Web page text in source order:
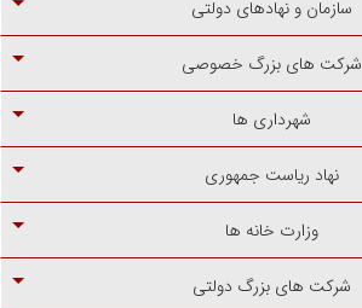
سازمان و نهادهای دولتی
شرکت های بزرگ خصوصی
شهرداری ها
نهاد ریاست جمهوری
وزارت خانه ها
شرکت های بزرگ دولتی